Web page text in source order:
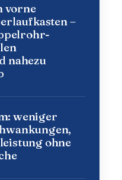
vorne
–
nahezu
weniger
ohne